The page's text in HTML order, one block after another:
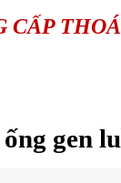
CẤP
gen